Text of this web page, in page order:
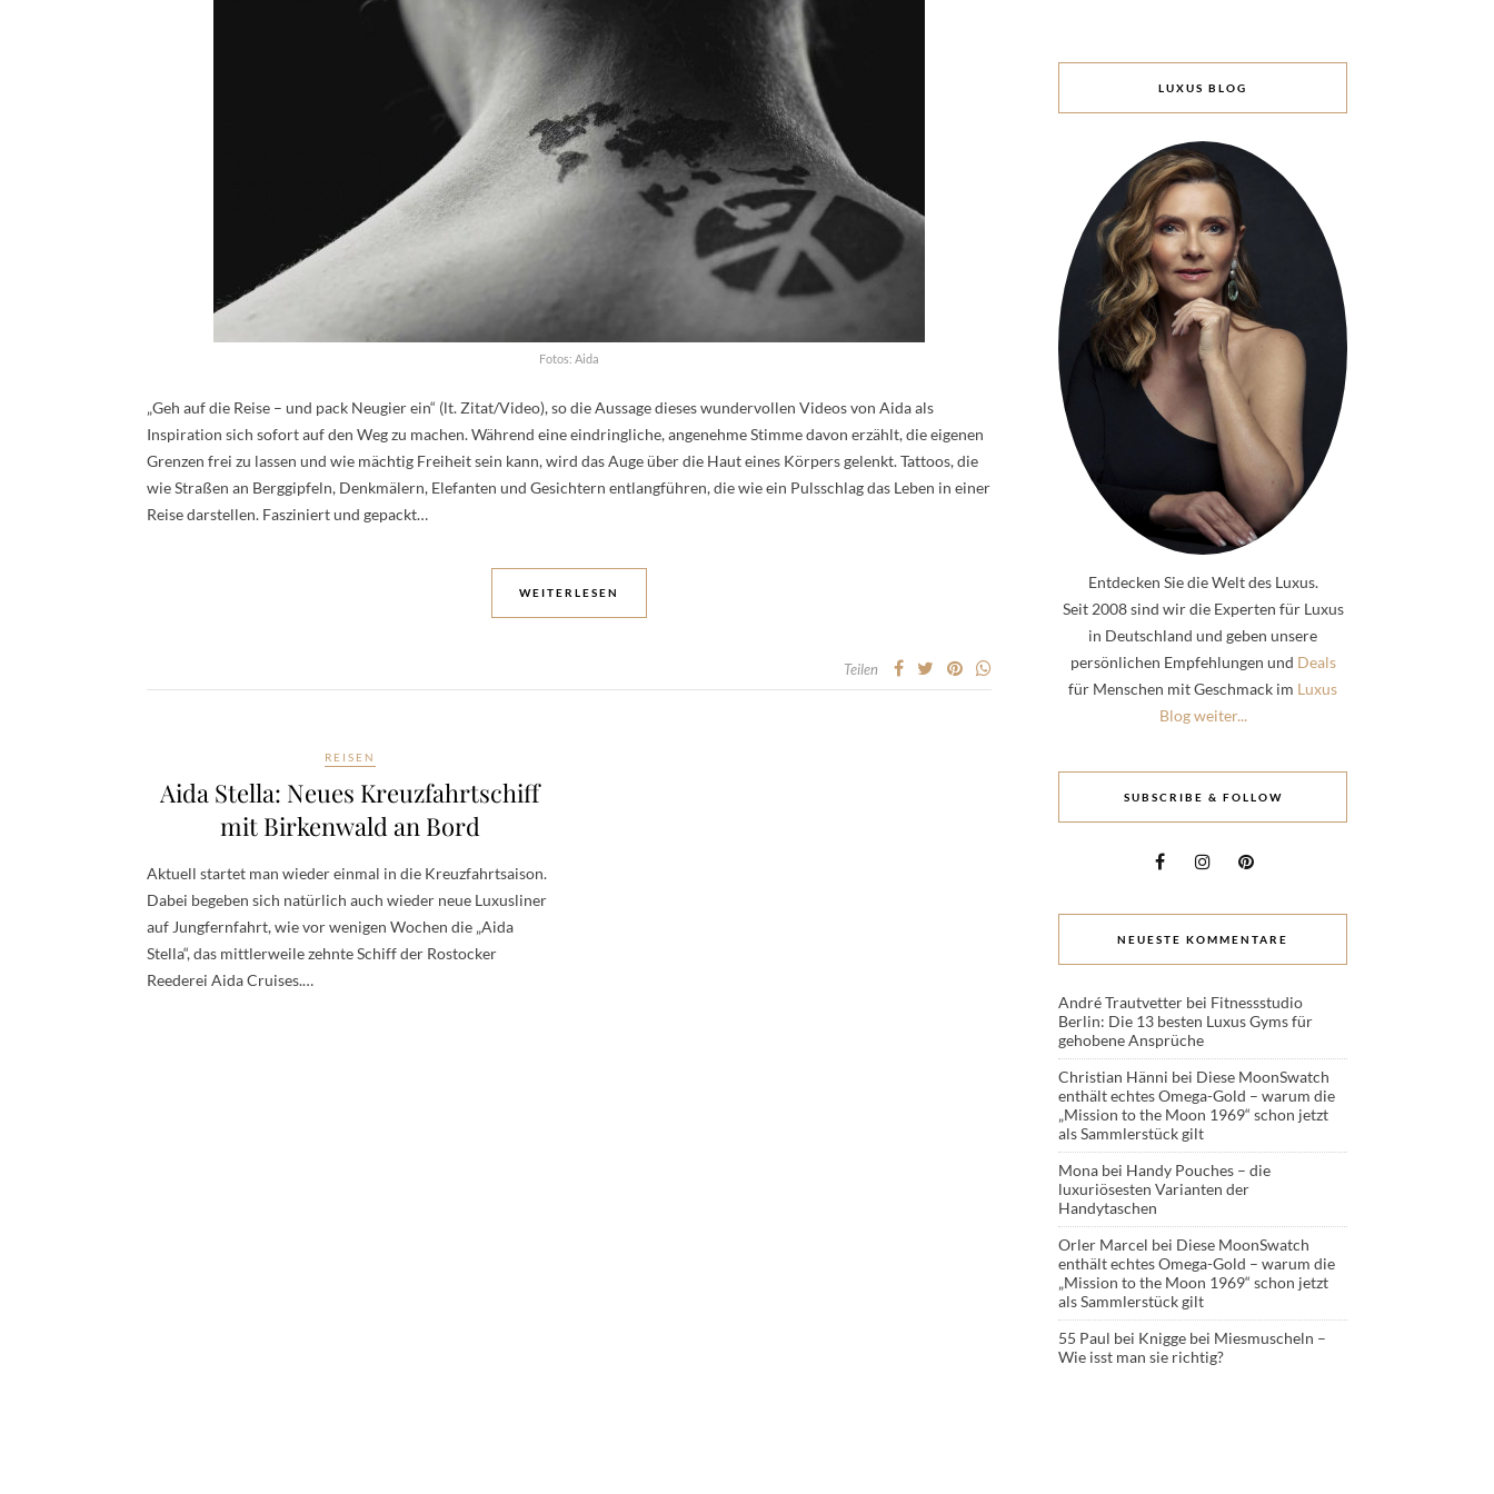
Fotos: Aida
„Geh auf die Reise – und pack Neugier ein“ (lt. Zitat/Video), so die Aussage dieses wundervollen Videos von Aida als
Inspiration sich sofort auf den Weg zu machen. Während eine eindringliche, angenehme Stimme davon erzählt, die eigenen
Grenzen frei zu lassen und wie mächtig Freiheit sein kann, wird das Auge über die Haut eines Körpers gelenkt. Tattoos, die
wie Straßen an Berggipfeln, Denkmälern, Elefanten und Gesichtern entlangführen, die wie ein Pulsschlag das Leben in einer
Reise darstellen. Fasziniert und gepackt…
WEITERLESEN
Teilen
REISEN
Aida Stella: Neues Kreuzfahrtschiff
mit Birkenwald an Bord
Aktuell startet man wieder einmal in die Kreuzfahrtsaison.
Dabei begeben sich natürlich auch wieder neue Luxusliner
auf Jungfernfahrt, wie vor wenigen Wochen die „Aida
Stella“, das mittlerweile zehnte Schiff der Rostocker
Reederei Aida Cruises.…
LUXUS BLOG
Entdecken Sie die Welt des Luxus.
Seit 2008 sind wir die Experten für Luxus
in Deutschland und geben unsere
persönlichen Empfehlungen und Deals
für Menschen mit Geschmack im Luxus
Blog weiter...
SUBSCRIBE & FOLLOW
NEUESTE KOMMENTARE
André Trautvetter bei Fitnessstudio
Berlin: Die 13 besten Luxus Gyms für
gehobene Ansprüche
Christian Hänni bei Diese MoonSwatch
enthält echtes Omega-Gold – warum die
„Mission to the Moon 1969“ schon jetzt
als Sammlerstück gilt
Mona bei Handy Pouches – die
luxuriösesten Varianten der
Handytaschen
Orler Marcel bei Diese MoonSwatch
enthält echtes Omega-Gold – warum die
„Mission to the Moon 1969“ schon jetzt
als Sammlerstück gilt
55 Paul bei Knigge bei Miesmuscheln –
Wie isst man sie richtig?